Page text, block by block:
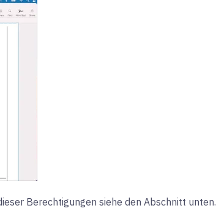
Berechtigungen siehe den Abschnitt unten.